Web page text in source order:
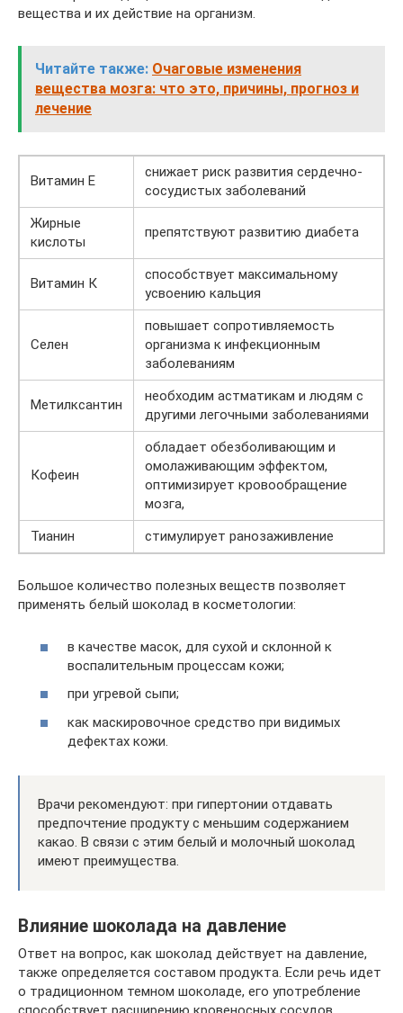
вещества и их действие на организм.
Читайте также: Очаговые изменения
вещества мозга: что это, причины, прогноз и
лечение
Витамин Е
снижает риск развития сердечно-
сосудистых заболеваний
Жирные
кислоты
препятствуют развитию диабета
Витамин К
способствует максимальному
усвоению кальция
Селен
повышает сопротивляемость
организма к инфекционным
заболеваниям
Метилксантин
необходим астматикам и людям с
другими легочными заболеваниями
Кофеин
обладает обезболивающим и
омолаживающим эффектом,
оптимизирует кровообращение
мозга,
Тианин
стимулирует ранозаживление
Большое количество полезных веществ позволяет
применять белый шоколад в косметологии:
в качестве масок, для сухой и склонной к
воспалительным процессам кожи;
при угревой сыпи;
как маскировочное средство при видимых
дефектах кожи.
Врачи рекомендуют: при гипертонии отдавать
предпочтение продукту с меньшим содержанием
какао. В связи с этим белый и молочный шоколад
имеют преимущества.
Влияние шоколада на давление
Ответ на вопрос, как шоколад действует на давление,
также определяется составом продукта. Если речь идет
о традиционном темном шоколаде, его употребление